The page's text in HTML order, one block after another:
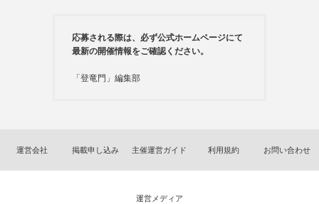
応募される際は、必ず公式ホームページにて
最新の開催情報をご確認ください。
「登竜門」編集部
運営会社 掲載申し込み 主催運営ガイド 利用規約 お問い合わせ
運営メディア